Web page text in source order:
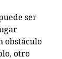
ser
obstáculo
otro